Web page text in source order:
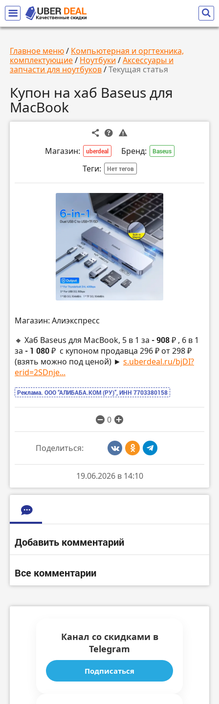
Главное меню/ Компьютерная и оргтехника,
комплектующие/ Ноутбуки /Аксессуары и
запчасти для ноутбуков/Текущая статья
Купон на хаб Baseus для
MacBook
Магазин: uberdeal Бренд: Baseus
Теги: Нет тегов
Магазин: Алиэкспресс
🔸 Хаб Baseus для MacBook, 5 в 1 за - 908 ₽ , 6 в 1
за - 1 080 ₽ с купоном продавца 296 ₽ от 298 ₽
(взять можно под ценой) ► s.uberdeal.ru/bjDI?
erid=2SDnje...
Реклама. ООО “АЛИБАБА.КОМ (РУ)”, ИНН 7703380158
0
Поделиться:
19.06.2026 в 14:10
Добавить комментарий
Все комментарии
Канал со скидками в
Telegram
Подписаться